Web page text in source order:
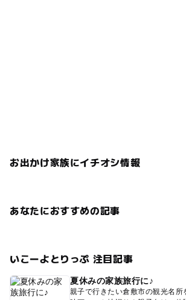
お出かけ家族にイチオシ情報
あなたにおすすめの記事
いこーよとりっぷ 注目記事
夏休みの家族旅行に♪
親子で行きたい倉敷市の観光名所